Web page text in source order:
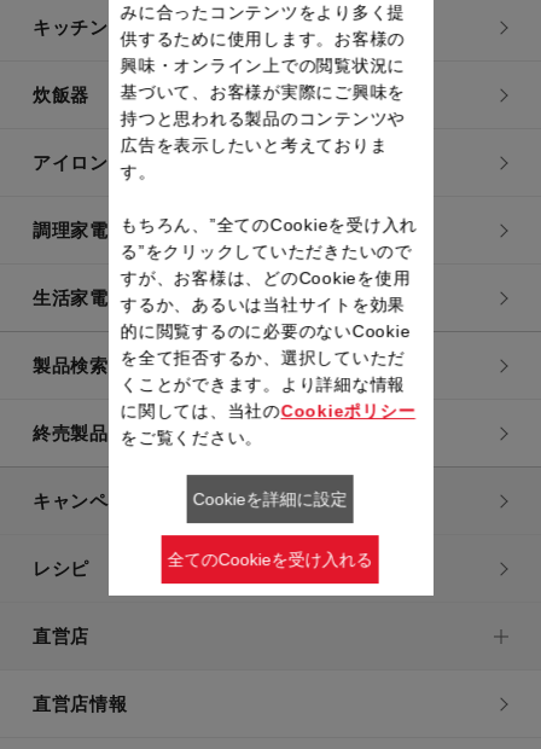
キッチン用品
炊飯器
アイロン・衣類スチーマー
調理家電
生活家電
製品検索一覧
終売製品一覧
キャンペーン・特集
レシピ
直営店
直営店情報
みに合ったコンテンツをより多く提
供するために使用します。お客様の
興味・オンライン上での閲覧状況に
基づいて、お客様が実際にご興味を
持つと思われる製品のコンテンツや
広告を表示したいと考えておりま
す。
もちろん、”全てのCookieを受け入れ
る”をクリックしていただきたいので
すが、お客様は、どのCookieを使用
するか、あるいは当社サイトを効果
的に閲覧するのに必要のないCookie
を全て拒否するか、選択していただ
くことができます。より詳細な情報
に関しては、当社のCookieポリシー
をご覧ください。
Cookieを詳細に設定
全てのCookieを受け入れる